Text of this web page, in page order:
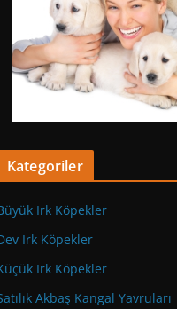
Kategoriler
Irk Köpekler
Irk Köpekler
Irk Köpekler
Akbaş Kangal Yavruları